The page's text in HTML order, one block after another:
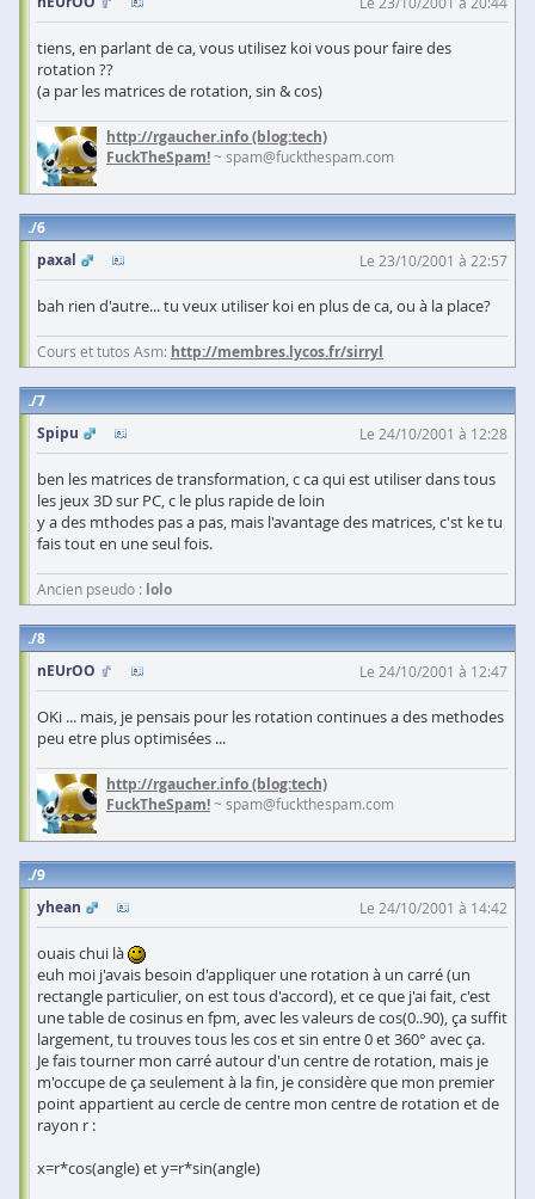
tiens, en parlant de ca, vous utilisez koi vous pour faire des
rotation ??
(a par les matrices de rotation, sin & cos)
http://rgaucher.info(blog:tech)
FuckTheSpam!~ spam@fuckthespam.com
6
paxal
Le 23/10/2001 à 22:57
bah rien d'autre... tu veux utiliser koi en plus de ca, ou à la place?
Cours et tutos Asm: http://membres.lycos.fr/sirryl
7
Spipu
Le 24/10/2001 à 12:28
ben les matrices de transformation, c ca qui est utiliser dans tous
les jeux 3D sur PC, c le plus rapide de loin
y a des mthodes pas a pas, mais l'avantage des matrices, c'st ke tu
fais tout en une seul fois.
Ancien pseudo : lolo
8
nEUrOO
Le 24/10/2001 à 12:47
OKi ... mais, je pensais pour les rotation continues a des methodes
peu etre plus optimisées ...
http://rgaucher.info(blog:tech)
FuckTheSpam!~ spam@fuckthespam.com
9
yhean
Le 24/10/2001 à 14:42
ouais chui là
euh moi j'avais besoin d'appliquer une rotation à un carré (un
rectangle particulier, on est tous d'accord), et ce que j'ai fait, c'est
une table de cosinus en fpm, avec les valeurs de cos(0..90), ça suffit
largement, tu trouves tous les cos et sin entre 0 et 360° avec ça.
Je fais tourner mon carré autour d'un centre de rotation, mais je
m'occupe de ça seulement à la fin, je considère que mon premier
point appartient au cercle de centre mon centre de rotation et de
rayon r :
x=r*cos(angle) et y=r*sin(angle)